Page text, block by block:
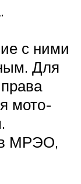
с ними
Для
мото-
МРЭО,